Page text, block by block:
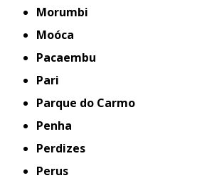
Morumbi
Moóca
Pacaembu
Pari
Parque do Carmo
Penha
Perdizes
Perus